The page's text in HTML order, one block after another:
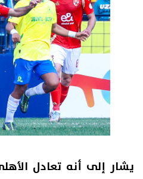
يشار إلى أنه تعادل